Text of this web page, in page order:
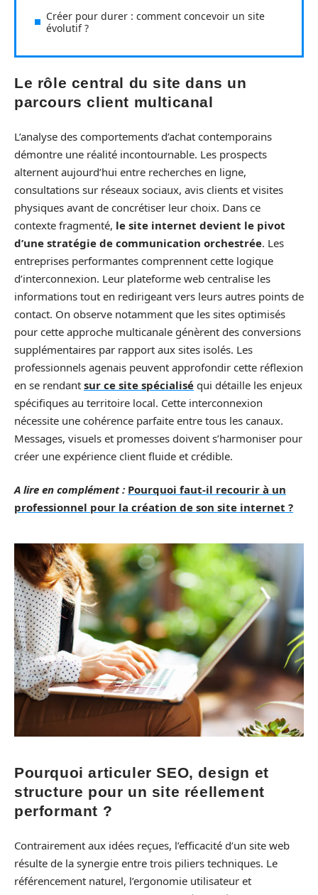
Créer pour durer : comment concevoir un site
évolutif ?
Le rôle central du site dans un
parcours client multicanal
L’analyse des comportements d’achat contemporains
démontre une réalité incontournable. Les prospects
alternent aujourd’hui entre recherches en ligne,
consultations sur réseaux sociaux, avis clients et visites
physiques avant de concrétiser leur choix. Dans ce
contexte fragmenté, le site internet devient le pivot
d’une stratégie de communication orchestrée. Les
entreprises performantes comprennent cette logique
d’interconnexion. Leur plateforme web centralise les
informations tout en redirigeant vers leurs autres points de
contact. On observe notamment que les sites optimisés
pour cette approche multicanale génèrent des conversions
supplémentaires par rapport aux sites isolés. Les
professionnels agenais peuvent approfondir cette réflexion
en se rendant sur ce site spécialisé qui détaille les enjeux
spécifiques au territoire local. Cette interconnexion
nécessite une cohérence parfaite entre tous les canaux.
Messages, visuels et promesses doivent s’harmoniser pour
créer une expérience client fluide et crédible.
A lire en complément : Pourquoi faut-il recourir à un
professionnel pour la création de son site internet ?
Pourquoi articuler SEO, design et
structure pour un site réellement
performant ?
Contrairement aux idées reçues, l’efficacité d’un site web
résulte de la synergie entre trois piliers techniques. Le
référencement naturel, l’ergonomie utilisateur et